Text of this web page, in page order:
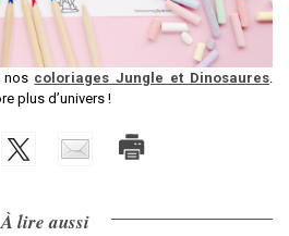
nos coloriages Jungle et Dinosaures
plus d’univers !
À lire aussi